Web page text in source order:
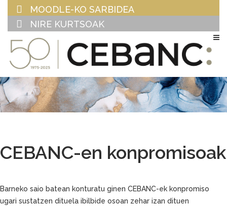
MOODLE-KO SARBIDEA
NIRE KURTSOAK
EU ES
CEBANC-en konpromisoak
Barneko saio batean konturatu ginen CEBANC-ek konpromiso
ugari sustatzen dituela ibilbide osoan zehar izan dituen